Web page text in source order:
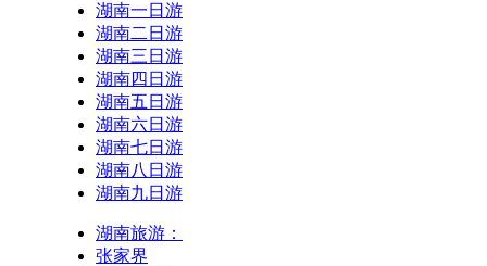
湖南一日游
湖南二日游
湖南三日游
湖南四日游
湖南五日游
湖南六日游
湖南七日游
湖南八日游
湖南九日游
湖南旅游：
张家界